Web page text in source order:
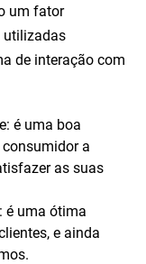
um fator
utilizadas
de interação com
é uma boa
a
as suas
é uma ótima
e ainda